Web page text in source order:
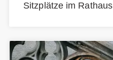
Sitzplätze im Rathaus